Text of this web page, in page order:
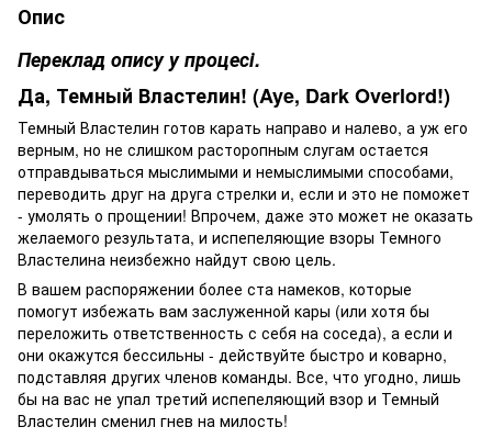
Опис
Переклад опису у процесі.
Да, Темный Властелин! (Aye, Dark Overlord!)
Темный Властелин готов карать направо и налево, а уж его
верным, но не слишком расторопным слугам остается
отправдываться мыслимыми и немыслимыми способами,
переводить друг на друга стрелки и, если и это не поможет
- умолять о прощении! Впрочем, даже это может не оказать
желаемого результата, и испепеляющие взоры Темного
Властелина неизбежно найдут свою цель.
В вашем распоряжении более ста намеков, которые
помогут избежать вам заслуженной кары (или хотя бы
переложить ответственность с себя на соседа), а если и
они окажутся бессильны - действуйте быстро и коварно,
подставляя других членов команды. Все, что угодно, лишь
бы на вас не упал третий испепеляющий взор и Темный
Властелин сменил гнев на милость!